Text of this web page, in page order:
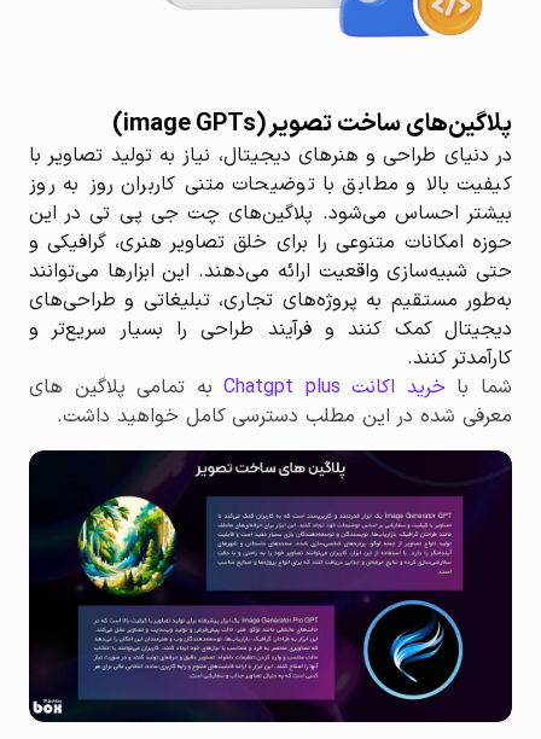
پلاگین‌های ساخت تصویر (image GPTs)
در دنیای طراحی و هنرهای دیجیتال، نیاز به تولید تصاویر با
کیفیت بالا و مطابق با توضیحات متنی کاربران روز به روز
بیشتر احساس می‌شود. پلاگین‌های چت جی پی تی در این
حوزه امکانات متنوعی را برای خلق تصاویر هنری، گرافیکی و
حتی شبیه‌سازی واقعیت ارائه می‌دهند. این ابزارها می‌توانند
به‌طور مستقیم به پروژه‌های تجاری، تبلیغاتی و طراحی‌های
دیجیتال کمک کنند و فرآیند طراحی را بسیار سریع‌تر و
کارآمدتر کنند.
شما با خرید اکانت Chatgpt plus
به تمامی پلاگین های
معرفی شده در این مطلب دسترسی کامل خواهید داشت.